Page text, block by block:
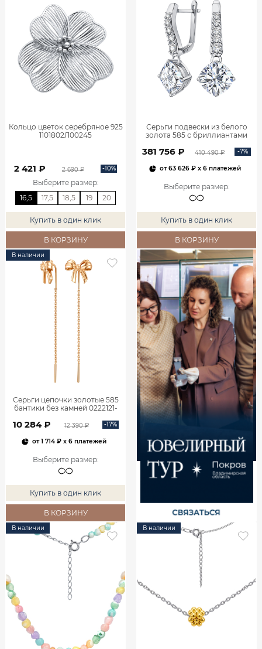
Кольцо цветок серебряное 925
1101802Л00245
2 421 ₽ 2 690 ₽ -10%
Выберите размер:
16,5
17,5 18,5 19 20
Купить в один клик
В КОРЗИНУ
Серьги подвески из белого
золота 585 с бриллиантами
381 756 ₽ 410 490 ₽ -7%
от63 626 ₽x 6 платежей
Выберите размер:
Купить в один клик
В КОРЗИНУ
В наличии
Серьги цепочки золотые 585
бантики без камней 0222121-
10 284 ₽ 12 390 ₽ -17%
от1 714 ₽x 6 платежей
Выберите размер:
Купить в один клик
В КОРЗИНУ
В наличии В наличии